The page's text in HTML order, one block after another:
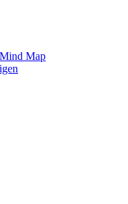
Mind Map